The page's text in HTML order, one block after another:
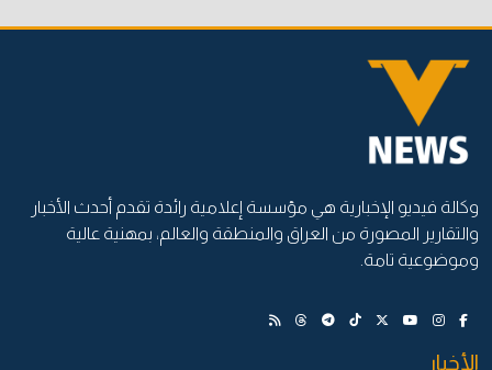
وكالة فيديو الإخبارية هي مؤسسة إعلامية رائدة تقدم أحدث الأخبار
والتقارير المصورة من العراق والمنطقة والعالم، بمهنية عالية
وموضوعية تامة.
الأخبار